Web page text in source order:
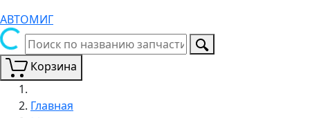
АВТОМИГ
Корзина
Главная